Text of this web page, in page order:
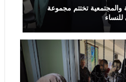
تختتم مجموعة